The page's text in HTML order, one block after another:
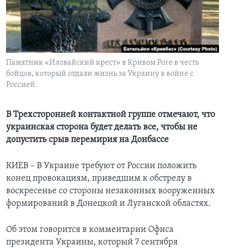
Learning English
СОЦИАЛЬНЫЕ СЕТИ
Памятник «Иловайский крест» в Кривом Роге в честь
бойцов, который отдали жизнь за Украину в войне с
Россией.
В Трехсторонней контактной группе отмечают, что
украинская сторона будет делать все, чтобы не
допустить срыв перемирия на Донбассе
КИЕВ – В Украине требуют от России положить
конец провокациям, приведшим к обстрелу в
воскресенье со стороны незаконных вооруженных
формирований в Донецкой и Луганской областях.
Об этом говорится в комментарии Офиса
президента Украины, который 7 сентября